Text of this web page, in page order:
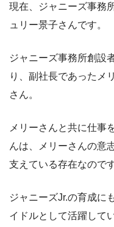
現在、ジャニーズ事務
ュリー景子さんです。
ジャニーズ事務所創設
り、副社長であったメ
さん。
メリーさんと共に仕事
んは、メリーさんの意
支えている存在なのです
ジャニーズJr.の育成に
イドルとして活躍して